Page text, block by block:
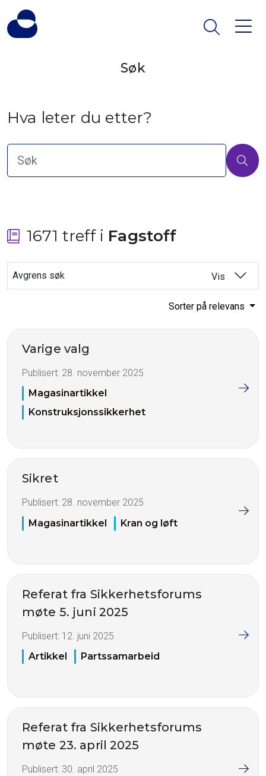
Søk
Hva leter du etter?
1671 treff i Fagstoff
Avgrens søk Vis
Sorter på relevans
Varige valg
Publisert: 28. november 2025
Magasinartikkel
Konstruksjonssikkerhet
Sikret
Publisert: 28. november 2025
Magasinartikkel
Kran og løft
Referat fra Sikkerhetsforums
møte 5. juni 2025
Publisert: 12. juni 2025
Artikkel
Partssamarbeid
Referat fra Sikkerhetsforums
møte 23. april 2025
Publisert: 30. april 2025